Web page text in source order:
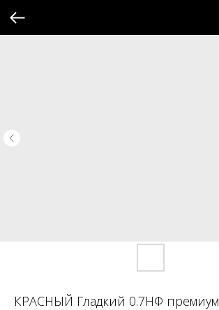
КРАСНЫЙ Гладкий 0.7НФ премиум